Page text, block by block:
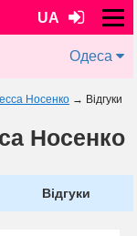
UA
Одеса
Носенко → Відгуки
Носенко
Відгуки